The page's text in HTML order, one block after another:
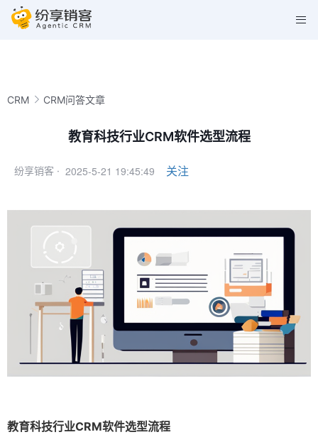
CRM CRM问答文章
教育科技行业CRM软件选型流程
纷享销客 · 2025-5-21 19:45:49 关注
教育科技行业CRM软件选型流程